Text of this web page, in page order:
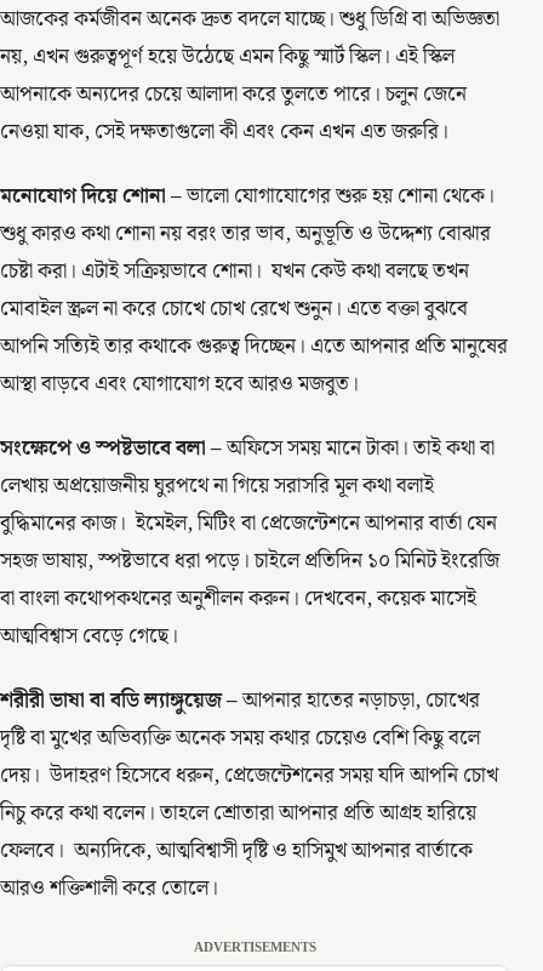
আজকের কর্মজীবন অনেক দ্রুত বদলে যাচ্ছে। শুধু ডিগ্রি বা অভিজ্ঞতা
নয়, এখন গুরুত্বপূর্ণ হয়ে উঠেছে এমন কিছু স্মার্ট স্কিল। এই স্কিল
আপনাকে অন্যদের চেয়ে আলাদা করে তুলতে পারে। চলুন জেনে
নেওয়া যাক, সেই দক্ষতাগুলো কী এবং কেন এখন এত জরুরি।
মনোযোগ দিয়ে শোনা –ভালো যোগাযোগের শুরু হয় শোনা থেকে।
শুধু কারও কথা শোনা নয় বরং তার ভাব, অনুভূতি ও উদ্দেশ্য বোঝার
চেষ্টা করা। এটাই সক্রিয়ভাবে শোনা। যখন কেউ কথা বলছে তখন
মোবাইল স্ক্রল না করে চোখে চোখ রেখে শুনুন। এতে বক্তা বুঝবে
আপনি সত্যিই তার কথাকে গুরুত্ব দিচ্ছেন। এতে আপনার প্রতি মানুষের
আস্থা বাড়বে এবং যোগাযোগ হবে আরও মজবুত।
সংক্ষেপে ও স্পষ্টভাবে বলা –অফিসে সময় মানে টাকা। তাই কথা বা
লেখায় অপ্রয়োজনীয় ঘুরপথে না গিয়ে সরাসরি মূল কথা বলাই
বুদ্ধিমানের কাজ। ইমেইল, মিটিং বা প্রেজেন্টেশনে আপনার বার্তা যেন
সহজ ভাষায়, স্পষ্টভাবে ধরা পড়ে। চাইলে প্রতিদিন ১০ মিনিট ইংরেজি
বা বাংলা কথোপকথনের অনুশীলন করুন। দেখবেন, কয়েক মাসেই
আত্মবিশ্বাস বেড়ে গেছে।
শরীরী ভাষা বা বডি ল্যাঙ্গুয়েজ –আপনার হাতের নড়াচড়া, চোখের
দৃষ্টি বা মুখের অভিব্যক্তি অনেক সময় কথার চেয়েও বেশি কিছু বলে
দেয়। উদাহরণ হিসেবে ধরুন, প্রেজেন্টেশনের সময় যদি আপনি চোখ
নিচু করে কথা বলেন। তাহলে শ্রোতারা আপনার প্রতি আগ্রহ হারিয়ে
ফেলবে। অন্যদিকে, আত্মবিশ্বাসী দৃষ্টি ও হাসিমুখ আপনার বার্তাকে
আরও শক্তিশালী করে তোলে।
ADVERTISEMENTS